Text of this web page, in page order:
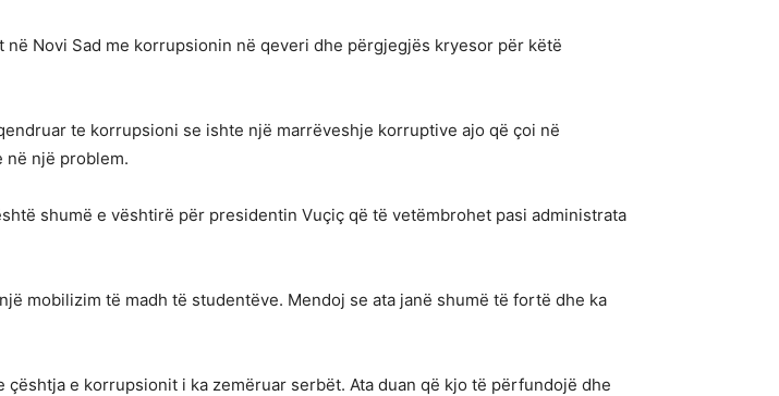
Novi Sad me korrupsionin në qeveri dhe përgjegjës kryesor për këtë
te korrupsioni se ishte një marrëveshje korruptive ajo që çoi në
në një problem.
shumë e vështirë për presidentin Vuçiç që të vetëmbrohet pasi administrata
mobilizim të madh të studentëve. Mendoj se ata janë shumë të fortë dhe ka
e korrupsionit i ka zemëruar serbët. Ata duan që kjo të përfundojë dhe